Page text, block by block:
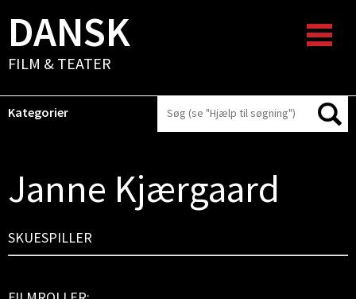
DANSK
FILM & TEATER
Kategorier
Janne Kjærgaard
SKUESPILLER